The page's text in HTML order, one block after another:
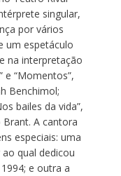
singular,
por vários
um espetáculo
na interpretação
e “Momentos”,
Benchimol;
bailes da vida”,
A cantora
especiais: uma
qual dedicou
e outra a